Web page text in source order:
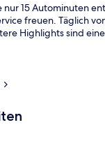
nur 15 Autominuten
freuen. Täglich
Highlights sind